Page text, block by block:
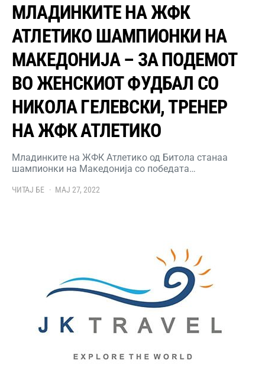
МЛАДИНКИТЕ НА ЖФК
АТЛЕТИКО ШАМПИОНКИ НА
МАКЕДОНИЈА – ЗА ПОДЕМОТ
ВО ЖЕНСКИОТ ФУДБАЛ СО
НИКОЛА ГЕЛЕВСКИ, ТРЕНЕР
НА ЖФК АТЛЕТИКО
Младинките на ЖФК Атлетико од Битола станаа
шампионки на Македонија со победата…
ЧИТАЈ БЕ МАЈ 27, 2022